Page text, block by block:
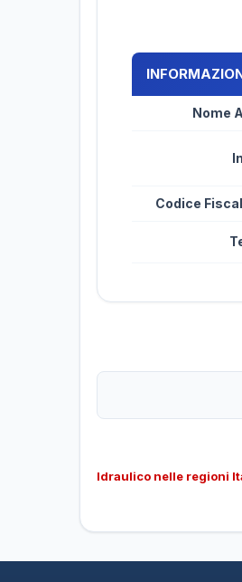
Nome
Codice
Idraulico nelle regioni